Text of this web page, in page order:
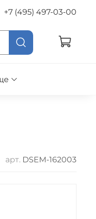
+7 (495) 497-03-00
арт. DSEM-162003